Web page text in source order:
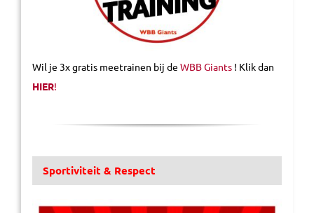
Wil je 3x gratis meetrainen bij de WBB Giants ! Klik dan
HIER!
Sportiviteit & Respect